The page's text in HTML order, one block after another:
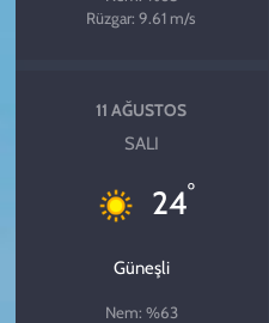
Rüzgar: 9.61 m/s
11 AĞUSTOS
SALI
24°
Güneşli
Nem: %63